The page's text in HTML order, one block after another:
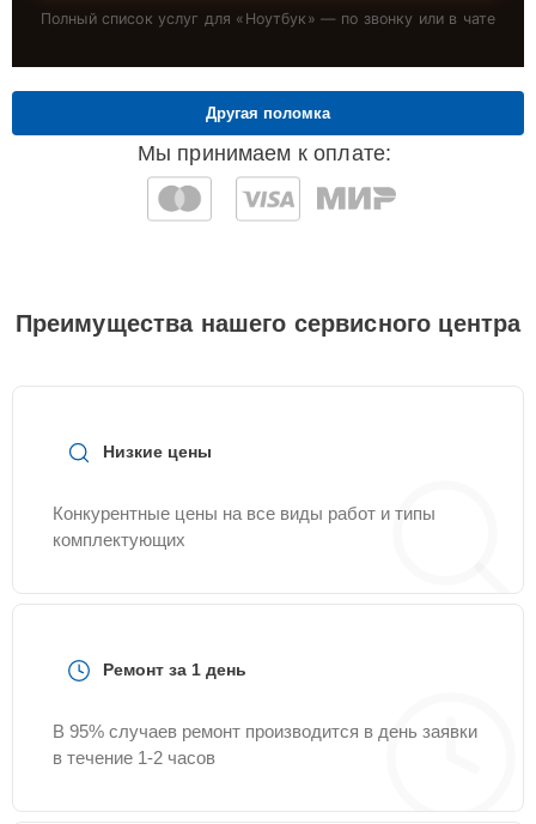
Полный список услуг для « Ноутбук » — по звонку или в чате
Мы принимаем к оплате:
Другая поломка
Преимущества нашего сервисного центра
Низкие цены
Конкурентные цены на все виды работ и типы
комплектующих
Ремонт за 1 день
В 95% случаев ремонт производится в день заявки
в течение 1-2 часов